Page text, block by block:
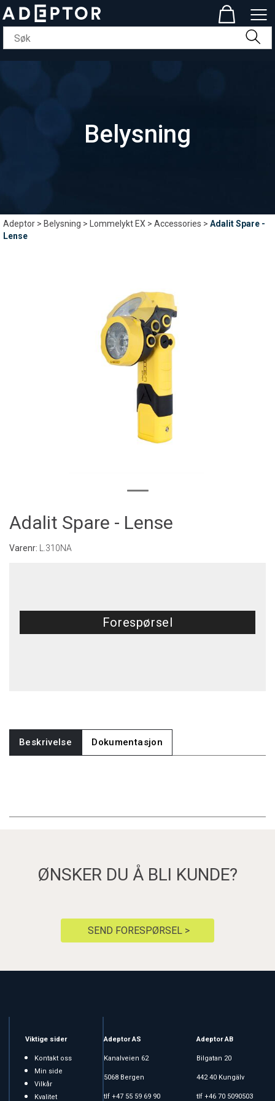
Belysning
Adeptor>Belysning> Lommelykt EX>Accessories>Adalit Spare -
Lense
Adalit Spare - Lense
Varenr: L.310NA
Forespørsel
Beskrivelse Dokumentasjon
ØNSKER DU Å BLI KUNDE?
SEND FORESPØRSEL >
Viktige sider
Kontakt oss
Min side
Vilkår
Kvalitet
Adeptor AS
Kanalveien 62
5068 Bergen
tlf +47 55 59 69 90
Adeptor AB
Bilgatan 20
442 40 Kungälv
tlf +46 70 5090503